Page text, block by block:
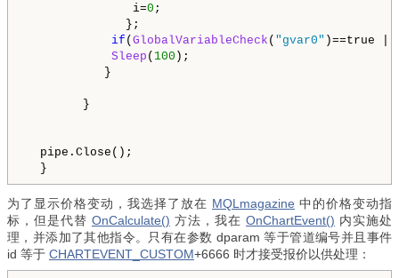
i=0 ;
};
if ( GlobalVariableCheck ( "gvar0" )==true
Sleep ( 100 );
}
}
pipe.Close();
为了显示价格变动，我选择了放在 MQLmagazine 中的价格变动指
标，但是代替 OnCalculate() 方法，我在 OnChartEvent() 内实施处
理，并添加了其他指令。只有在参数 dparam 等于管道编号并且事件
id 等于 CHARTEVENT_CUSTOM+6666 时才接受报价以供处理：